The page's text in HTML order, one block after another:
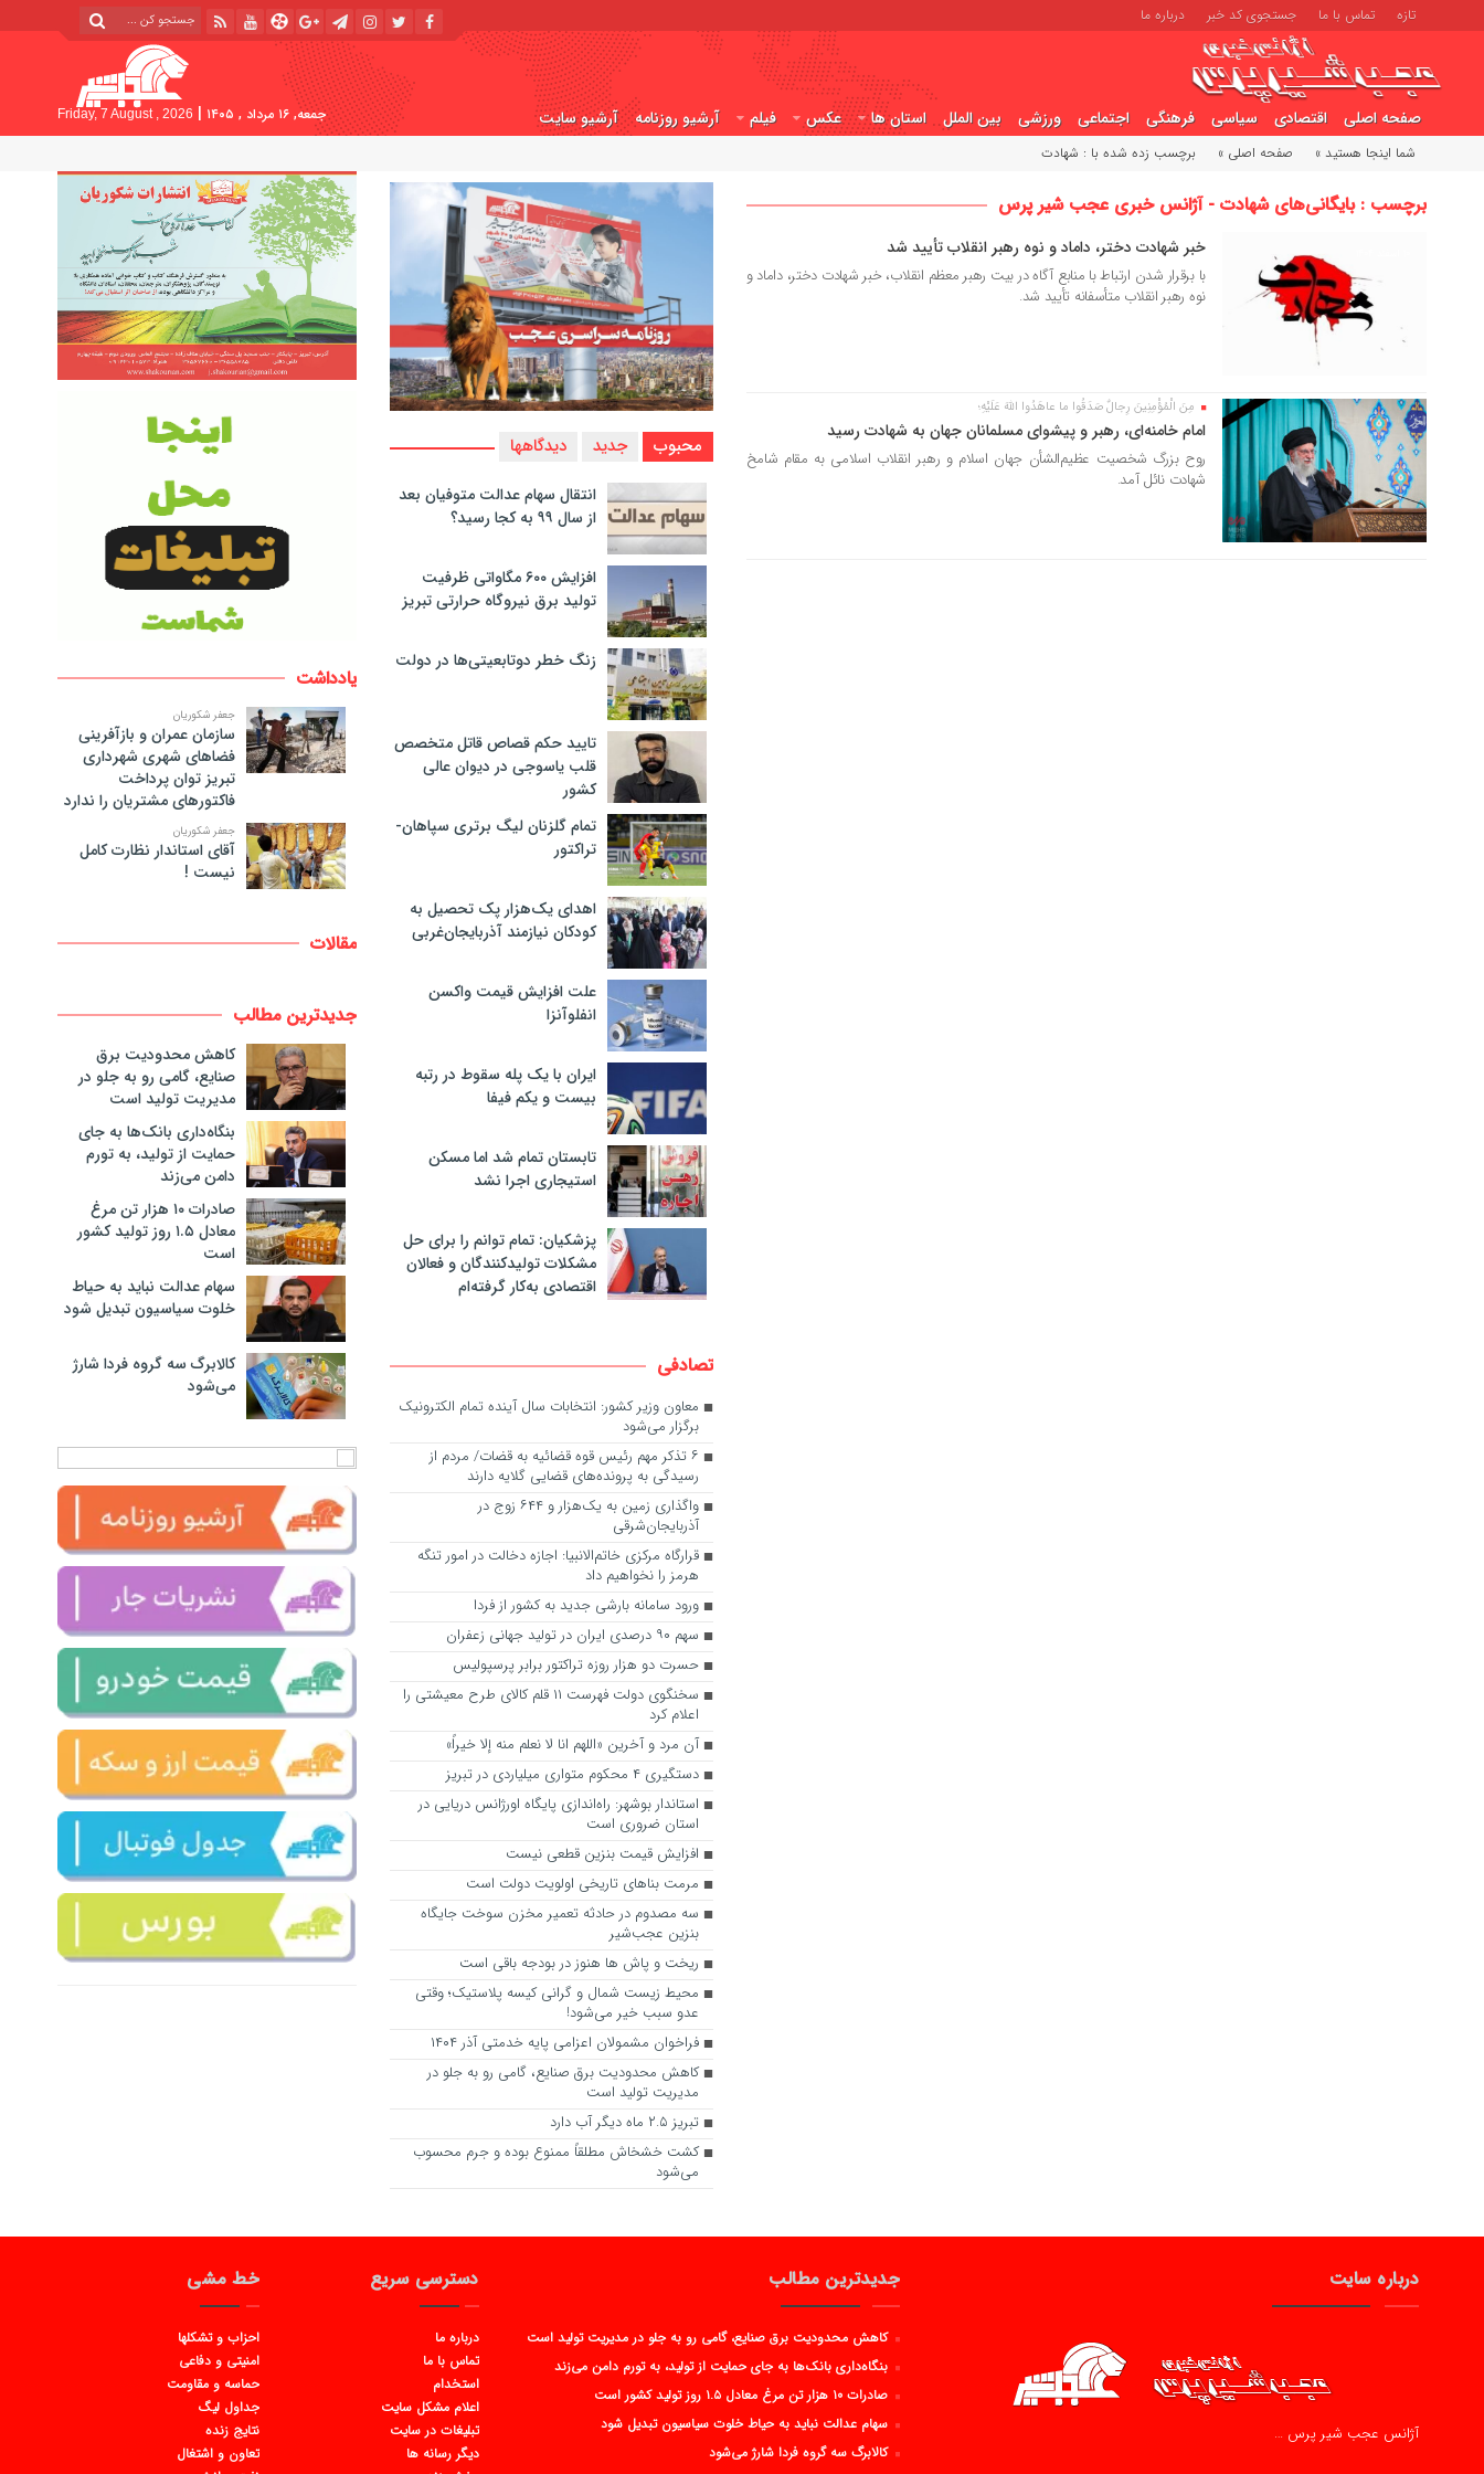
تازه تماس با ما جستجوی کد خبر درباره ما
صفحه اصلی اقتصادی سیاسی فرهنگی اجتماعی ورزشی بین الملل استان ها عکس فیلم آرشیو روزنامه آرشیو سایت جمعه, ۱۶ مرداد , ۱۴۰۵ |
Friday, 7 August , 2026
شما اینجا هستید » صفحه اصلی » برچسب زده شده با : شهادت
برچسب : بایگانی‌های شهادت - آژانس خبری عجب شیر پرس
خبر شهادت دختر، داماد و نوه رهبر انقلاب تأیید شد
با برقرار شدن ارتباط با منابع آگاه در بیت رهبر معظم انقلاب، خبر شهادت دختر، داماد و
نوه رهبر انقلاب متأسفانه تأیید شد.
10 اسفند 1404
مِنَ الْمُؤْمِنِینَ رِجالٌ صَدَقُوا ما عاهَدُوا اللَّهَ عَلَیْهِ؛
امام خامنه‌ای، رهبر و پیشوای مسلمانان جهان به شهادت رسید
روح بزرگ شخصیت عظیم‌الشأن جهان اسلام و رهبر انقلاب اسلامی به مقام شامخ
شهادت نائل آمد.
محبوب جدید دیدگاهها
انتقال سهام عدالت متوفیان بعد
از سال ۹۹ به کجا رسید؟
افزایش ۶۰۰ مگاواتی ظرفیت
تولید برق نیروگاه حرارتی تبریز
زنگ خطر دوتابعیتی‌ها در دولت
تایید حکم قصاص قاتل متخصص
قلب یاسوجی در دیوان عالی
کشور
تمام گلزنان لیگ‌ برتری سپاهان-
تراکتور
اهدای یک‌هزار پک تحصیل به
کودکان نیازمند آذربایجان‌غربی
علت افزایش قیمت واکسن
انفلوآنزا
ایران با یک پله سقوط در رتبه
بیست و یکم فیفا
تابستان تمام شد اما مسکن
استیجاری اجرا نشد
پزشکیان: تمام توانم را برای حل
مشکلات تولیدکنندگان و فعالان
اقتصادی به‌کار گرفته‌ام
تصادفی
معاون وزیر کشور: انتخابات سال آینده تمام الکترونیک
برگزار می‌شود
۶ تذکر مهم رئیس قوه قضائیه به قضات/ مردم از
رسیدگی به پرونده‌های قضایی گلایه‌ دارند‌
واگذاری زمین به یک‌هزار و ۶۴۴ زوج در
آذربایجان‌شرقی
قرارگاه مرکزی خاتم‌الانبیا: اجازه دخالت در امور تنگه
هرمز را نخواهیم داد
ورود سامانه بارشی جدید به کشور از فردا
سهم ۹۰ درصدی ایران در تولید جهانی زعفران
حسرت دو هزار روزه تراکتور برابر پرسپولیس
سخنگوی دولت فهرست ۱۱ قلم کالای طرح معیشتی را
اعلام کرد
آن مرد و آخرین «اللهم انا لا نعلم منه إلا خیراً»
دستگیری ۴ محکوم متواری میلیاردی در تبریز
استاندار بوشهر: راه‌اندازی پایگاه اورژانس دریایی در
استان ضروری است
افزایش قیمت بنزین قطعی نیست
مرمت بناهای تاریخی اولویت دولت است
سه مصدوم در حادثه تعمیر مخزن سوخت جایگاه
بنزین عجب‌شیر
ریخت و پاش ها هنوز در بودجه باقی است
محیط زیست شمال و گرانی کیسه پلاستیک؛ وقتی
عدو سبب خیر می‌شود!
فراخوان مشمولان اعزامی پایه خدمتی آذر ۱۴۰۴
کاهش محدودیت برق صنایع، گامی رو به جلو در
مدیریت تولید است
تبریز ۲.۵ ماه دیگر آب دارد
کشت خشخاش مطلقاً ممنوع بوده و جرم محسوب
می‌شود
یادداشت
جعفر شکوریان
سازمان عمران و بازآفرینی
فضاهای شهری شهرداری
تبریز توان پرداخت
فاکتورهای مشتریان را ندارد
جعفر شکوریان
آقای استاندار نظارت کامل
نیست !
مقالات
جدیدترین مطالب
کاهش محدودیت برق
صنایع، گامی رو به جلو در
مدیریت تولید است
بنگاه‌داری بانک‌ها به جای
حمایت از تولید، به تورم
دامن می‌زند
صادرات ۱۰ هزار تن مرغ
معادل ۱.۵ روز تولید کشور
است
سهام عدالت نباید به حیاط
خلوت سیاسیون تبدیل شود
کالابرگ سه گروه فردا شارژ
می‌شود
درباره سایت
آژانس عجب شیر پرس …
جدیدترین مطالب
کاهش محدودیت برق صنایع، گامی رو به جلو در مدیریت تولید است
بنگاه‌داری بانک‌ها به جای حمایت از تولید، به تورم دامن می‌زند
صادرات ۱۰ هزار تن مرغ معادل ۱.۵ روز تولید کشور است
سهام عدالت نباید به حیاط خلوت سیاسیون تبدیل شود
کالابرگ سه گروه فردا شارژ می‌شود
دسترسی سریع
درباره ما
تماس با ما
استخدام
اعلام مشکل سایت
تبلیغات در سایت
دیگر رسانه ها
خط مشی
احزاب و تشکلها
امنیتی و دفاعی
حماسه و مقاومت
جداول لیگ
نتایج زنده
تعاون و اشتغال